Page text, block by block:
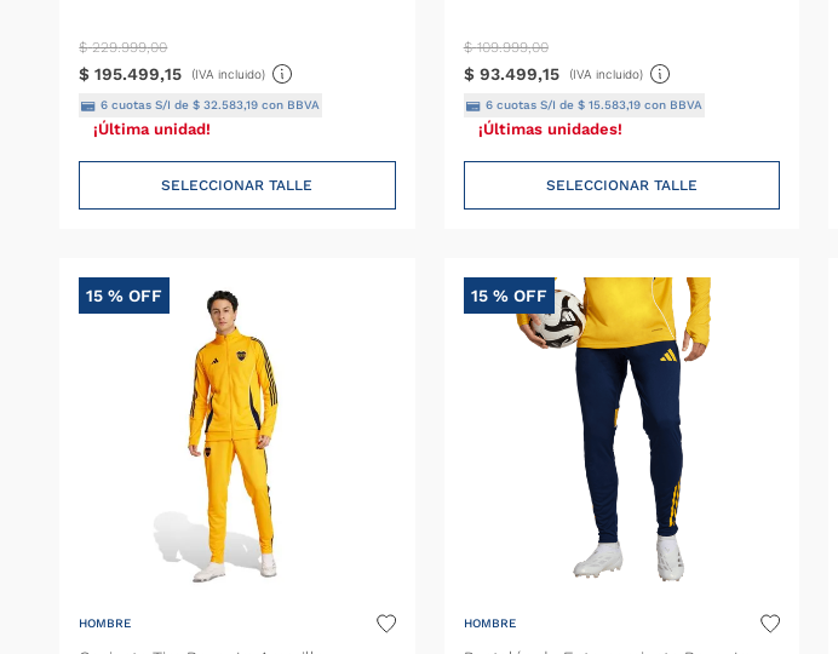
$ 229.999,00
$ 195.499,15 (IVA incluido)
6 cuotas S/I de$ 32.583,19 con BBVA
¡Última unidad!
SELECCIONAR TALLE
$ 109.999,00
$ 93.499,15 (IVA incluido)
6cuotas S/I de $ 15.583,19con BBVA
¡Últimas unidades!
SELECCIONAR TALLE
15 % OFF
HOMBRE
15 % OFF
HOMBRE